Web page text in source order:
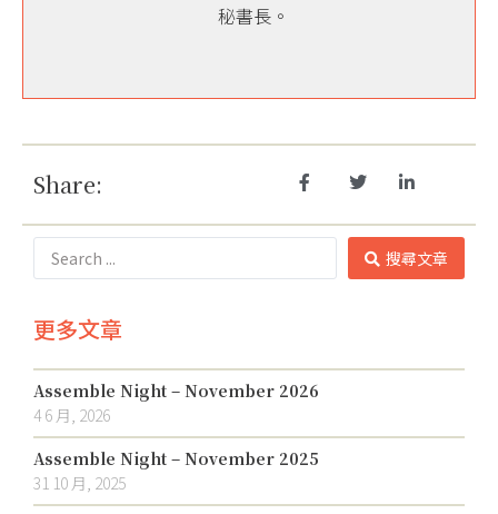
秘書長。
Share:
搜尋文章
更多文章
Assemble Night – November 2026
4 6 月, 2026
Assemble Night – November 2025
31 10 月, 2025